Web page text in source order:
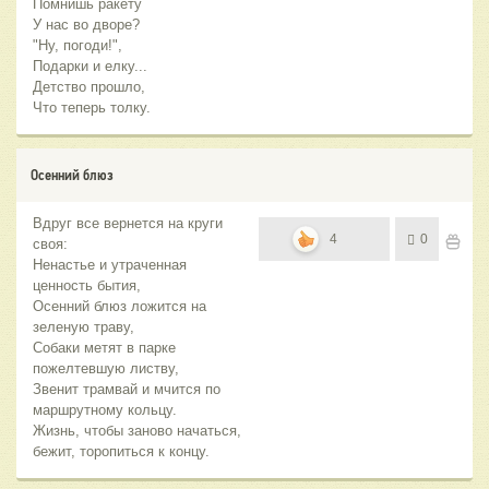
Помнишь ракету
У нас во дворе?
"Ну, погоди!",
Подарки и елку...
Детство прошло,
Что теперь толку.
Осенний блюз
Вдруг все вернется на круги
своя:
Ненастье и утраченная
ценность бытия,
Осенний блюз ложится на
зеленую траву,
Собаки метят в парке
пожелтевшую листву,
Звенит трамвай и мчится по
маршрутному кольцу.
Жизнь, чтобы заново начаться,
бежит, торопиться к концу.
4 0